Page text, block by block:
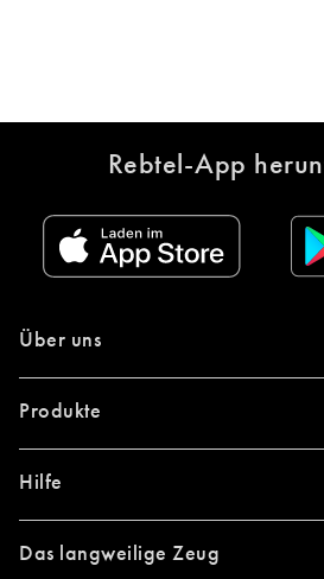
Rebtel-App
Über uns
Produkte
Hilfe
Das langweilige Zeug